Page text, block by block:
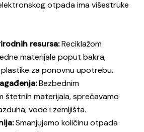
otpada ima višestruke
resursa:Reciklažom
materijale poput bakra,
plastike za ponovnu upotrebu.
Bezbednim
štetnih materijala, sprečavamo
vode i zemljišta.
Smanjujemo količinu otpada